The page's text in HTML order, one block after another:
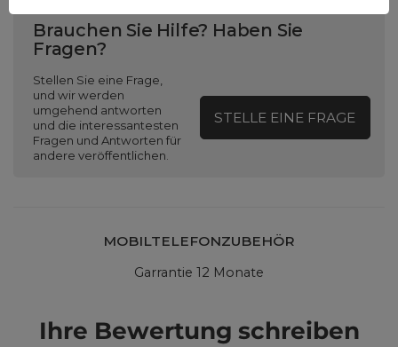
Brauchen Sie Hilfe? Haben Sie
Fragen?
Stellen Sie eine Frage,
und wir werden
umgehend antworten
und die interessantesten
Fragen und Antworten für
andere veröffentlichen.
STELLE EINE FRAGE
MOBILTELEFONZUBEHÖR
Garrantie 12 Monate
Ihre Bewertung schreiben